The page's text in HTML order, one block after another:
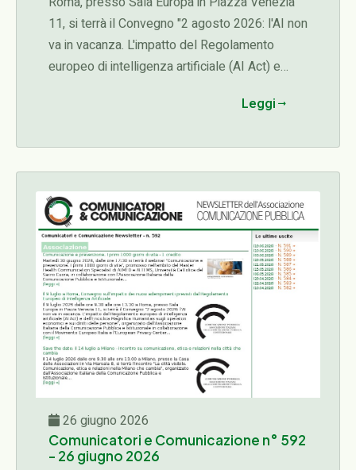
11, si terrà il Convegno "2 agosto 2026: l'AI non
va in vacanza. L'impatto del Regolamento
europeo di intelligenza artificiale (AI Act) e
operatori economici e sui diritti delle persone",
Comunicazione Pubblica e Istituzionale in
collaborazione con il Movimento Europeo Italia
e l'European Privacy Center...
Leggi
26 giugno 2026
Comunicatori e Comunicazione n° 592
- 26 giugno 2026